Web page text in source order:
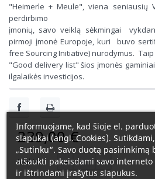
"Heimerle + Meule", viena seniausių
perdirbimo
įmonių, savo veiklą sėkmingai
pirmoji įmonė Europoje, kuri buvo
free Sourcing Initiative) nurodymus.
"Good delivery list" šios įmonės
ilgalaikės investicijos.
239,00 €
Kiekis:
Informuojame, kad šioje el.
slapukai (angl. Cookies).
„Sutinku“. Savo duotą pasirinkimą
atšaukti pakeisdami savo
ir ištrindami įrašytus slapukus.